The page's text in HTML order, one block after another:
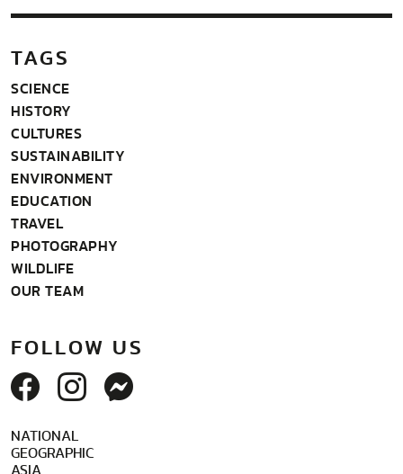
TAGS
SCIENCE
HISTORY
CULTURES
SUSTAINABILITY
ENVIRONMENT
EDUCATION
TRAVEL
PHOTOGRAPHY
WILDLIFE
OUR TEAM
FOLLOW US
NATIONAL
GEOGRAPHIC
ASIA